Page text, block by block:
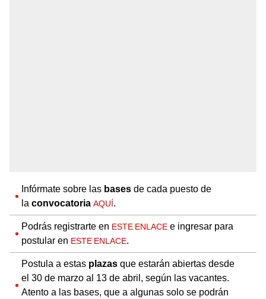
Infórmate sobre las bases de cada puesto de
la convocatoria AQUÍ.
Podrás registrarte en ESTE ENLACE e ingresar para
postular en ESTE ENLACE.
Postula a estas plazas que estarán abiertas desde
el 30 de marzo al 13 de abril, según las vacantes.
Atento a las bases, que a algunas solo se podrán